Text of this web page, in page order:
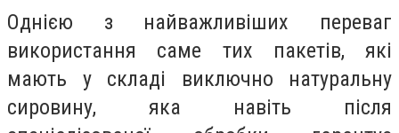
Однією з найважливіших переваг
використання саме тих пакетів, які
мають у складі виключно натуральну
сировину, яка навіть після